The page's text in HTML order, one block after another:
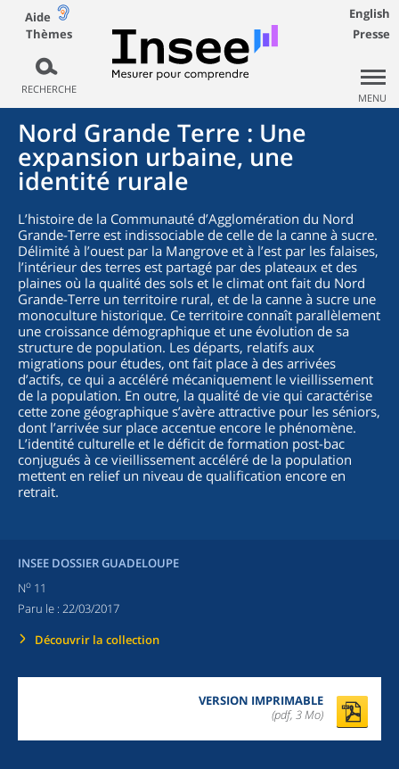
Aide
Thèmes
RECHERCHE
English
Presse
MENU
Nord Grande Terre : Une
expansion urbaine, une
identité rurale
L’histoire de la Communauté d’Agglomération du Nord
Grande-Terre est indissociable de celle de la canne à sucre.
Délimité à l’ouest par la Mangrove et à l’est par les falaises,
l’intérieur des terres est partagé par des plateaux et des
plaines où la qualité des sols et le climat ont fait du Nord
Grande-Terre un territoire rural, et de la canne à sucre une
monoculture historique. Ce territoire connaît parallèlement
une croissance démographique et une évolution de sa
structure de population. Les départs, relatifs aux
migrations pour études, ont fait place à des arrivées
d’actifs, ce qui a accéléré mécaniquement le vieillissement
de la population. En outre, la qualité de vie qui caractérise
cette zone géographique s’avère attractive pour les séniors,
dont l’arrivée sur place accentue encore le phénomène.
L’identité culturelle et le déficit de formation post-bac
conjugués à ce vieillissement accéléré de la population
mettent en relief un niveau de qualification encore en
retrait.
INSEE DOSSIER GUADELOUPE
No 11
Paru le : 22/03/2017
Découvrir la collection
VERSION IMPRIMABLE
(pdf, 3 Mo)